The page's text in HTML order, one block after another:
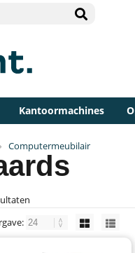
Kantoormachines
Computermeubilair